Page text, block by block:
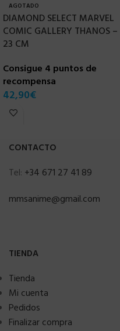
AGOTADO
DIAMOND SELECT MARVEL
COMIC GALLERY THANOS –
23 CM
Consigue 4 puntos de
recompensa
42,90€
CONTACTO
Tel: +34 671 27 41 89
mmsanime@gmail.com
TIENDA
Tienda
Mi cuenta
Pedidos
Finalizar compra